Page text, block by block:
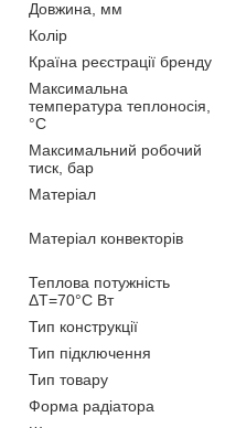
Довжина, мм
Колір
Країна реєстрації бренду
Максимальна
температура теплоносія,
°С
Максимальний робочий
тиск, бар
Матеріал
Матеріал конвекторів
Теплова потужність
ΔТ=70°С Вт
Тип конструкції
Тип підключення
Тип товару
Форма радіатора